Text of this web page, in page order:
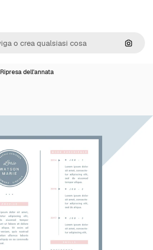
Cerca
Ripresa dell'annata